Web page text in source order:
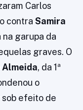
Carlos
contra Samira
na garupa da
graves. O
, da 1ª
o
sob efeito de